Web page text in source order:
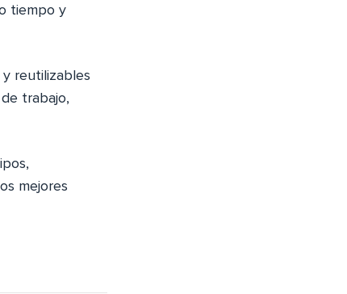
tiempo y
reutilizables
trabajo,
mejores